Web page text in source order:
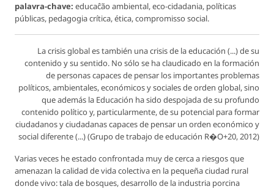
palavra-chave: educaĉão ambiental, eco-cidadania, políticas
públicas, pedagogia crítica, ética, compromisso social.
La crisis global es también una crisis de la educación (...) de su
contenido y su sentido. No sólo se ha claudicado en la formación
de personas capaces de pensar los importantes problemas
políticos, ambientales, económicos y sociales de orden global, sino
que además la Educación ha sido despojada de su profundo
contenido político y, particularmente, de su potencial para formar
ciudadanos y ciudadanas capaces de pensar un orden económico y
social diferente (...) (Grupo de trabajo de educación R�O+20, 2012)
Varias veces he estado confrontada muy de cerca a riesgos que
amenazan la calidad de vida colectiva en la pequeña ciudad rural
donde vivo: tala de bosques, desarrollo de la industria porcina